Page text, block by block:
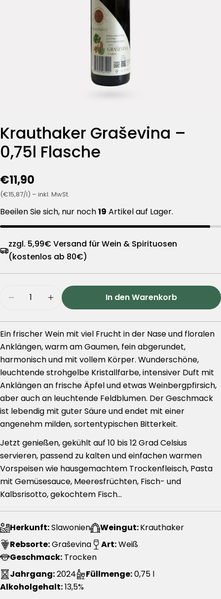
Krauthaker Graševina –
0,75l Flasche
€11,90
(€15,87/l) – inkl. MwSt.
Beeilen Sie sich, nur noch19 Artikel auf Lager.
zzgl. 5,99€ Versand für Wein & Spirituosen
(kostenlos ab 80€)
Menge für Krauthaker Graševina – 0,75l
Menge für Krauthaker Graševina –
In den Warenkorb
Ein frischer Wein mit viel Frucht in der Nase und floralen
Anklängen, warm am Gaumen, fein abgerundet,
harmonisch und mit vollem Körper. Wunderschöne,
leuchtende strohgelbe Kristallfarbe, intensiver Duft mit
Anklängen an frische Äpfel und etwas Weinbergpfirsich,
aber auch an leuchtende Feldblumen. Der Geschmack
ist lebendig mit guter Säure und endet mit einer
angenehm milden, sortentypischen Bitterkeit.
Jetzt genießen, gekühlt auf 10 bis 12 Grad Celsius
servieren, passend zu kalten und einfachen warmen
Vorspeisen wie hausgemachtem Trockenfleisch, Pasta
mit Gemüsesauce, Meeresfrüchten, Fisch- und
Kalbsrisotto, gekochtem Fisch…
Herkunft:Slawonien Weingut:Krauthaker
Rebsorte:Graševina Art:Weiß
Geschmack: Trocken
Jahrgang:2024 Füllmenge:0,75 l
Alkoholgehalt:13,5%